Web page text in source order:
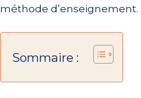
méthode d’enseignement.
Sommaire :